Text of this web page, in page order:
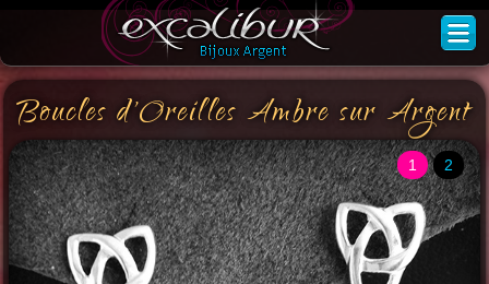
Boucles d'Oreilles Ambre sur Argent
1 2